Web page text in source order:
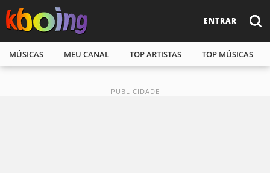
ENTRAR
MÚSICAS MEU CANAL TOP ARTISTAS TOP MÚSICAS